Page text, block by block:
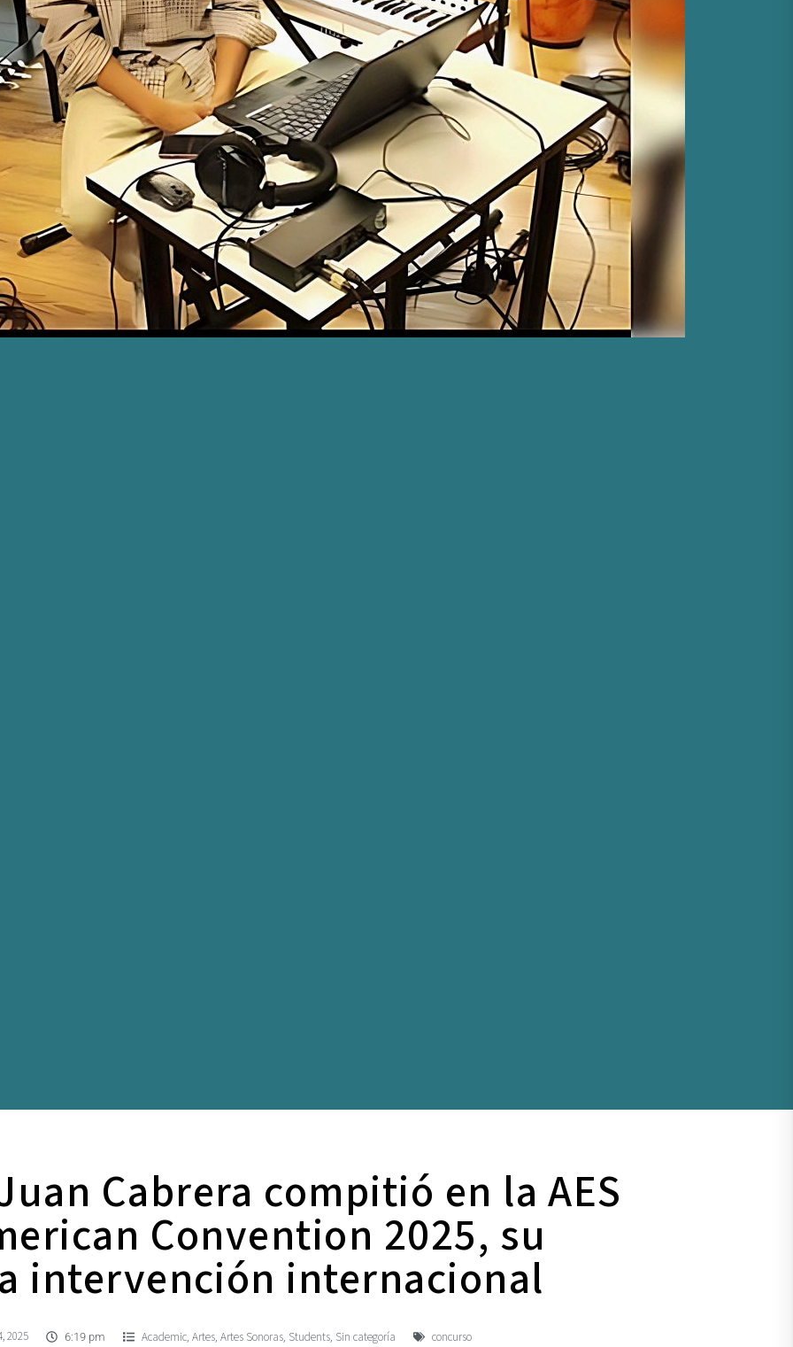
Cabrera compitió en la AES
Convention 2025, su
intervención internacional
2025 6:19 pm Academic Artes Artes Sonoras Students Sin categoría concurso